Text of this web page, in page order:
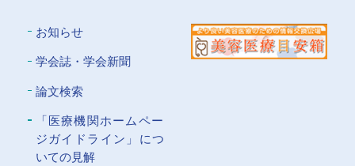
お知らせ
学会誌・学会新聞
論文検索
「医療機関ホームペー
ジガイドライン」につ
いての⾒解